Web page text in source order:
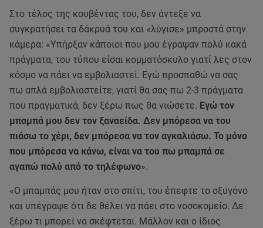
Στο τέλος της κουβέντας του, δεν άντεξε να
συγκρατήσει τα δάκρυά του και «λύγισε» μπροστά στην
κάμερα: «Υπήρξαν κάποιοι που μου έγραψαν πολύ κακά
πράγματα, του τύπου είσαι κομματόσκυλο γιατί λες στον
κόσμο να πάει να εμβολιαστεί. Εγώ προσπαθώ να σας
πω απλά εμβολιαστείτε, γιατί θα σας πω 2-3 πράγματα
που πραγματικά, δεν ξέρω πως θα νιώσετε. Εγώ τον
μπαμπά μου δεν τον ξαναείδα. Δεν μπόρεσα να του
πιάσω το χέρι, δεν μπόρεσα να τον αγκαλιάσω. Το μόνο
που μπόρεσα να κάνω, είναι να του πω μπαμπά σε
αγαπώ πολύ από το τηλέφωνο».
«Ο μπαμπάς μου ήταν στο σπίτι, του έπεφτε το οξυγόνο
και υπέγραψε ότι δε θέλει να πάει στο νοσοκομείο. Δε
ξέρω τι μπορεί να σκέφτεται. Μάλλον και ο ίδιος